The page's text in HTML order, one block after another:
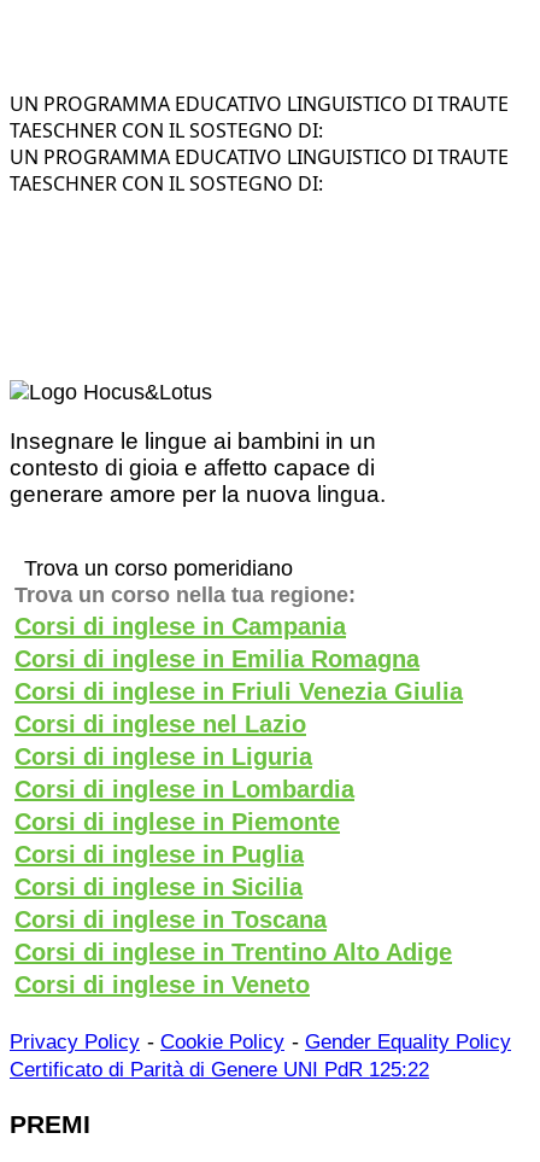
UN PROGRAMMA EDUCATIVO LINGUISTICO DI TRAUTE
TAESCHNER CON IL SOSTEGNO DI:
UN PROGRAMMA EDUCATIVO LINGUISTICO DI TRAUTE
TAESCHNER CON IL SOSTEGNO DI:
Insegnare le lingue ai bambini in un
contesto di gioia e affetto capace di
generare amore per la nuova lingua.
Trova un corso pomeridiano
Trova un corso nella tua regione:
Corsi di inglese in Campania
Corsi di inglese in Emilia Romagna
Corsi di inglese in Friuli Venezia Giulia
Corsi di inglese nel Lazio
Corsi di inglese in Liguria
Corsi di inglese in Lombardia
Corsi di inglese in Piemonte
Corsi di inglese in Puglia
Corsi di inglese in Sicilia
Corsi di inglese in Toscana
Corsi di inglese in Trentino Alto Adige
Corsi di inglese in Veneto
Privacy Policy - Cookie Policy - Gender Equality Policy
Certificato di Parità di Genere UNI PdR 125:22
PREMI